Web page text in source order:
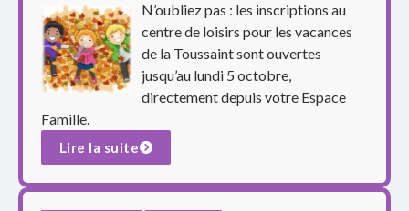
N’oubliez pas : les inscriptions au
centre de loisirs pour les vacances
de la Toussaint sont ouvertes
jusqu’au lundi 5 octobre,
directement depuis votre Espace
Famille.
Lire la suite